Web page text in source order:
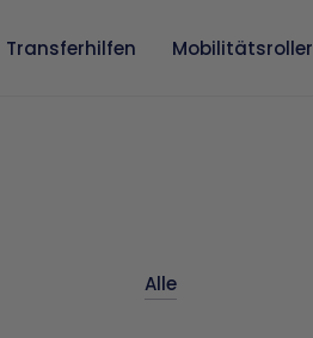
Transferhilfen Mobilitätsroller
Alle